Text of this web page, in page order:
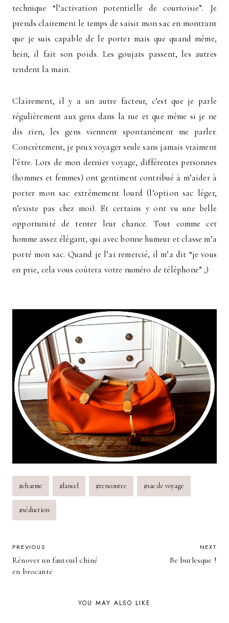
technique “l’activation potentielle de courtoisie”. Je
prends clairement le temps de saisir mon sac en montrant
que je suis capable de le porter mais que quand même,
hein, il fait son poids. Les goujats passent, les autres
tendent la main.
Clairement, il y a un autre facteur, c’est que je parle
régulièrement aux gens dans la rue et que même si je ne
dis rien, les gens viennent spontanément me parler.
Concrètement, je peux voyager seule sans jamais vraiment
l’être. Lors de mon dernier voyage, différentes personnes
(hommes et femmes) ont gentiment contribué à m’aider à
porter mon sac extrêmement lourd (l’option sac léger,
n’existe pas chez moi). Et certains y ont vu une belle
opportunité de tenter leur chance. Tout comme cet
homme assez élégant, qui avec bonne humeur et classe m’a
porté mon sac. Quand je l’ai remercié, il m’a dit “je vous
en prie, cela vous coûtera votre numéro de téléphone” ;)
Post
Tags:
#charme #lancel #rencontre #sac de voyage
#séduction
POST
NAVIGATION
PREVIOUS
Rénover un fauteuil chiné
en brocante
NEXT
Be burlesque !
YOU MAY ALSO LIKE